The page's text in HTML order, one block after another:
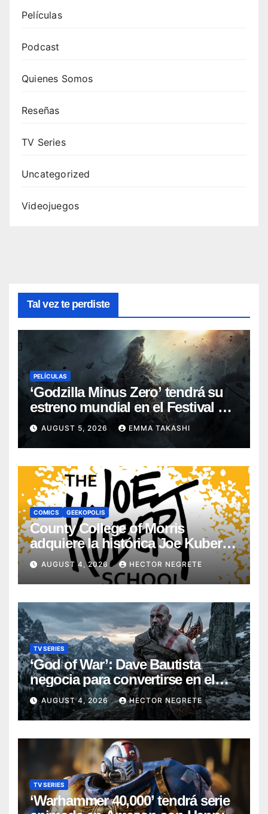
Películas
Podcast
Quienes Somos
Reseñas
TV Series
Uncategorized
Videojuegos
Tal vez te perdiste
PELÍCULAS
‘Godzilla Minus Zero’ tendrá su
estreno mundial en el Festival de
Cine de Nueva York
AUGUST 5, 2026 EMMA TAKASHI
COMICS GEEKOPOLIS
County College of Morris
adquiere la histórica Joe Kubert
School
AUGUST 4, 2026 HECTOR NEGRETE
TV SERIES
‘God of War’: Dave Bautista
negocia para convertirse en el
nuevo Kratos de la serie de
Amazon
AUGUST 4, 2026 HECTOR NEGRETE
TV SERIES
‘Warhammer 40,000’ tendrá serie